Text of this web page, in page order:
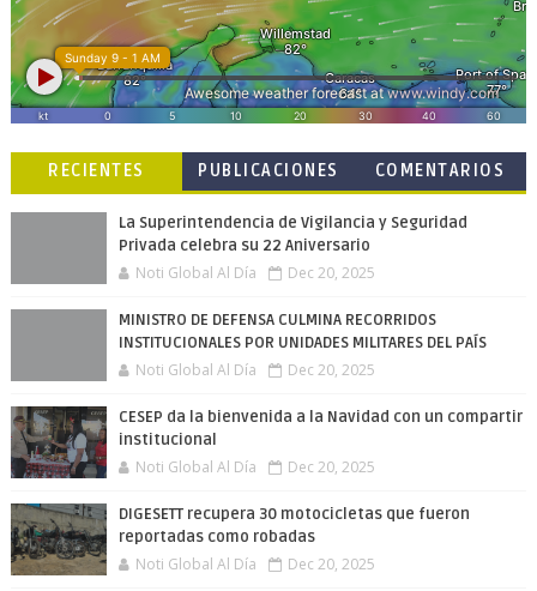
RECIENTES
PUBLICACIONES
COMENTARIOS
La Superintendencia de Vigilancia y Seguridad
Privada celebra su 22 Aniversario
Noti Global Al Día Dec 20, 2025
MINISTRO DE DEFENSA CULMINA RECORRIDOS
INSTITUCIONALES POR UNIDADES MILITARES DEL PAÍS
Noti Global Al Día Dec 20, 2025
CESEP da la bienvenida a la Navidad con un compartir
institucional
Noti Global Al Día Dec 20, 2025
DIGESETT recupera 30 motocicletas que fueron
reportadas como robadas
Noti Global Al Día Dec 20, 2025